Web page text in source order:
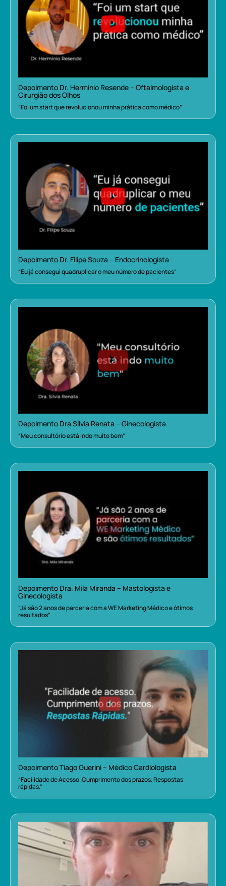
Depoimento Dr. Herminio Resende – Oftalmologista e
Cirurgião dos Olhos
“Foi um start que revolucionou minha prática como médico”
Depoimento Dr. Filipe Souza – Endocrinologista
“Eu já consegui quadruplicar o meu número de pacientes”
Depoimento Dra Sílvia Renata – Ginecologista
“Meu consultório está indo muito bem”
Depoimento Dra. Mila Miranda – Mastologista e
Ginecologista
“Já são 2 anos de parceria com a WE Marketing Médico e ótimos
resultados”
Depoimento Tiago Guerini – Médico Cardiologista
“Facilidade de Acesso. Cumprimento dos prazos. Respostas
rápidas.”